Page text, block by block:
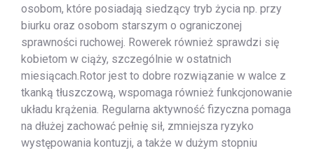
osobom, które posiadają siedzący tryb życia np. przy
biurku oraz osobom starszym o ograniczonej
sprawności ruchowej. Rowerek również sprawdzi się
kobietom w ciąży, szczególnie w ostatnich
miesiącach.Rotor jest to dobre rozwiązanie w walce z
tkanką tłuszczową, wspomaga również funkcjonowanie
układu krążenia. Regularna aktywność fizyczna pomaga
na dłużej zachować pełnię sił, zmniejsza ryzyko
występowania kontuzji, a także w dużym stopniu